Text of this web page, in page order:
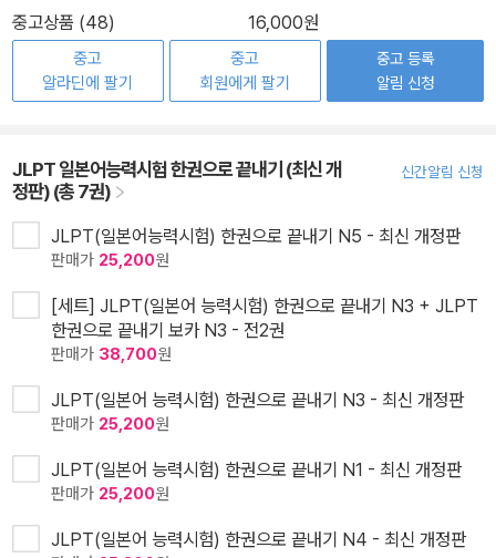
중고상품 (48)
16,000원
중고
알라딘에 팔기
중고
회원에게 팔기
중고 등록
알림 신청
JLPT 일본어능력시험 한권으로 끝내기 (최신 개
정판) (총 7권)
신간알림 신청
JLPT(일본어능력시험) 한권으로 끝내기 N5 - 최신 개정판
판매가 25,200원
[세트] JLPT(일본어 능력시험) 한권으로 끝내기 N3 + JLPT
한권으로 끝내기 보카 N3 - 전2권
판매가 38,700원
JLPT(일본어 능력시험) 한권으로 끝내기 N3 - 최신 개정판
판매가 25,200원
JLPT(일본어 능력시험) 한권으로 끝내기 N1 - 최신 개정판
판매가 25,200원
JLPT(일본어 능력시험) 한권으로 끝내기 N4 - 최신 개정판